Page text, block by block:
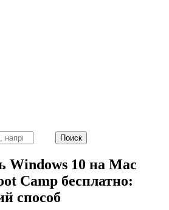
Windows 10 на Mac
Camp бесплатно:
способ